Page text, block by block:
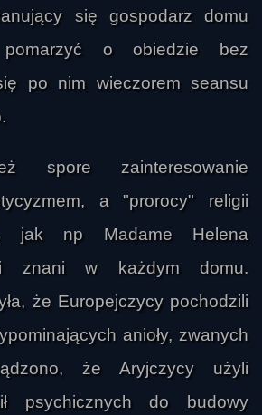
się gospodarz domu
pomarzyć o obiedzie bez
po nim wieczorem seansu
spore zainteresowanie
a "prorocy" religii
jak np Madame Helena
znani w każdym domu.
że Europejczycy pochodzili
anioły, zwanych
że Aryjczycy użyli
psychicznych do budowy